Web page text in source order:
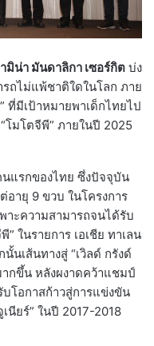
มิน่า มันดาลิกา เซอร์กิต บ่ง
ถไม่แพ้ชาติใดในโลก ภาย
ที่มีเป้าหมายพาเด็กไทยไป
โมโตจีพี” ภายในปี 2025
นแรกของไทย ซึ่งปัจจุบัน
อายุ 9 ขวบ ในโครงการ
าะความสามารถจนได้รับ
ในรายการ เอเชีย ทาเลน
นเส้นทางสู่ “เวิลด์ กรังด์
กขึ้น หลังผงาดคว้าแชมป์
บโอกาสก้าวสู่การแข่งขัน
นียร์” ในปี 2017-2018